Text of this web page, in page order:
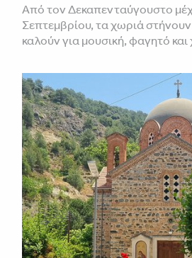
Από τον Δεκαπενταύγουστο
Σεπτεμβρίου, τα χωριά στήνουν
καλούν για μουσική, φαγητό